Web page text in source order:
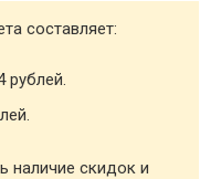
составляет:
рублей.
наличие скидок и